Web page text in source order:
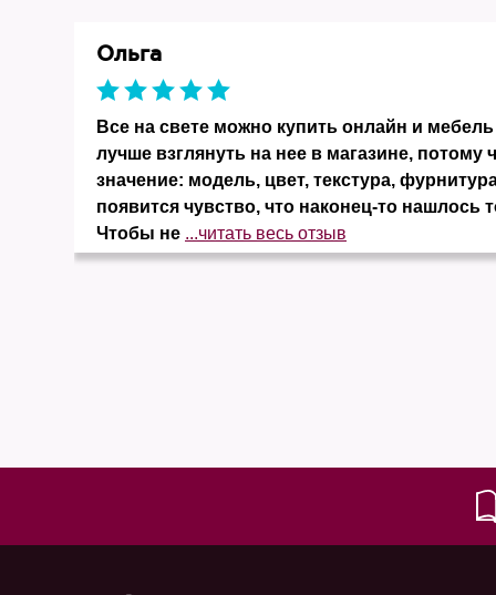
Ольга
Все на свете можно купить онлайн и
лучше взглянуть на нее в магазине, потому
значение: модель, цвет, текстура,
появится чувство, что наконец-то нашлось
Чтобы не ...читать весь отзыв